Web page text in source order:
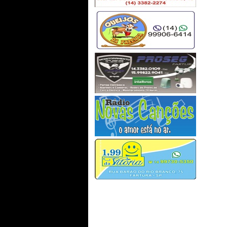
alcançá-lo. Só é digno da
sabedoria quem usa as lágrimas
para irrigá-la. Os frágeis usam a
força; os fortes, a inteligência.
Seja um sonhador, mas una
seus sonhos com disciplina,
Pois sonhos sem disciplina
produzem pessoas frustradas.
Seja um debatedor de ideia...
renata - fartura sp/são paulo
26/09/2019 - 11:56
-----------------------
O programa No Caminho da
Providencia foi maravilhoso.
Parabéns...
Regina - Juiz de Fora/MG
23/09/2019 - 15:58
-----------------------
Oiê irmá Cida!!! Estou aprendendo muito
período de METANÓIA (Conversão). É o